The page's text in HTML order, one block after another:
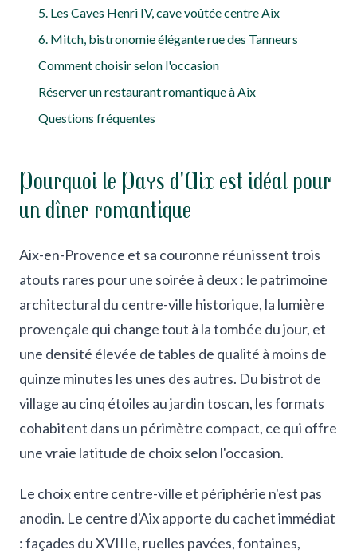
5. Les Caves Henri IV, cave voûtée centre Aix
6. Mitch, bistronomie élégante rue des Tanneurs
Comment choisir selon l'occasion
Réserver un restaurant romantique à Aix
Questions fréquentes
Pourquoi le Pays d'Aix est idéal pour
un dîner romantique
Aix-en-Provence et sa couronne réunissent trois
atouts rares pour une soirée à deux : le patrimoine
architectural du centre-ville historique, la lumière
provençale qui change tout à la tombée du jour, et
une densité élevée de tables de qualité à moins de
quinze minutes les unes des autres. Du bistrot de
village au cinq étoiles au jardin toscan, les formats
cohabitent dans un périmètre compact, ce qui offre
une vraie latitude de choix selon l'occasion.
Le choix entre centre-ville et périphérie n'est pas
anodin. Le centre d'Aix apporte du cachet immédiat
: façades du XVIIIe, ruelles pavées, fontaines,